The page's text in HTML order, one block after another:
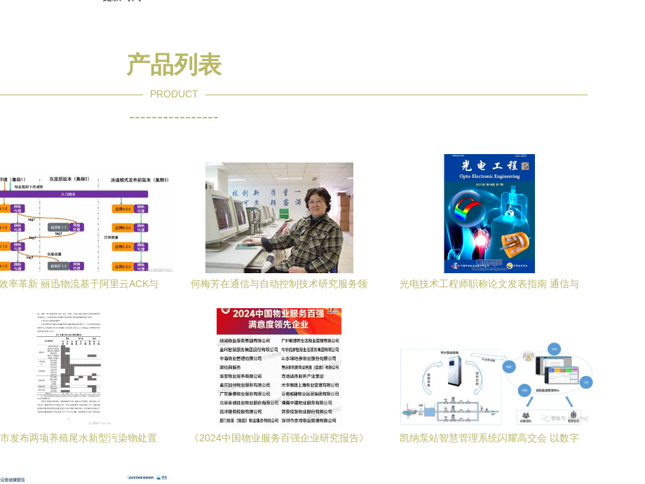
产品列表
PRODUCT
----------------
率革新 丽迅物流基于阿里云ACK与
何梅芳在通信与自动控制技术研究服务领
光电技术工程师职称论文发表指南 通信与
市发布两项养殖尾水新型污染物处置
《2024中国物业服务百强企业研究报告》
凯纳泵站智慧管理系统闪耀高交会 以数字